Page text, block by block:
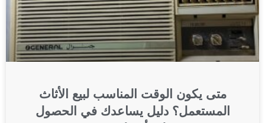
متى يكون الوقت المناسب لبيع الأثاث
المستعمل؟ دليل يساعدك في الحصول